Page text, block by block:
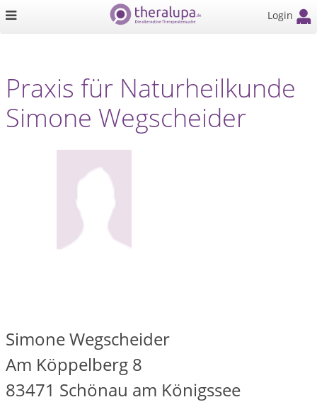
Login
Praxis für Naturheilkunde
Simone Wegscheider
Simone Wegscheider
Am Köppelberg 8
83471 Schönau am Königssee